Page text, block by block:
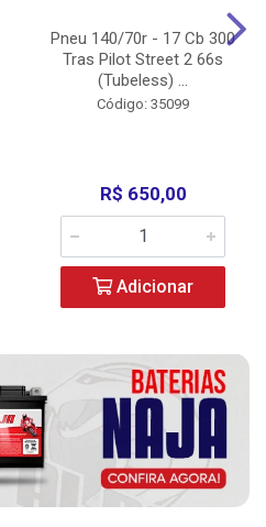
Pneu 140/70r - 17 Cb 300
Tras Pilot Street 2 66s
(Tubeless) ...
Código: 35099
R$ 650,00
Adicionar